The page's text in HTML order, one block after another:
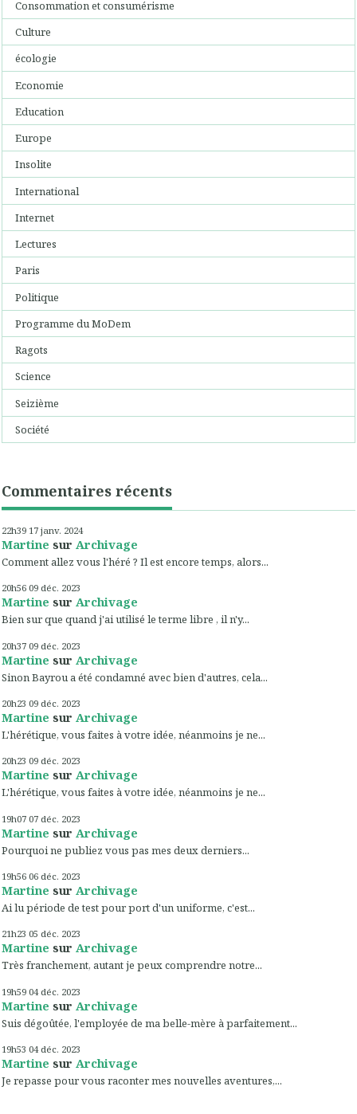
Consommation et consumérisme
Culture
écologie
Economie
Education
Europe
Insolite
International
Internet
Lectures
Paris
Politique
Programme du MoDem
Ragots
Science
Seizième
Société
Commentaires récents
22h39 17 janv. 2024
Martine sur Archivage
Comment allez vous l'héré ? Il est encore temps, alors...
20h56 09 déc. 2023
Martine sur Archivage
Bien sur que quand j'ai utilisé le terme libre , il n'y...
20h37 09 déc. 2023
Martine sur Archivage
Sinon Bayrou a été condamné avec bien d'autres, cela...
20h23 09 déc. 2023
Martine sur Archivage
L'hérétique, vous faites à votre idée, néanmoins je ne...
20h23 09 déc. 2023
Martine sur Archivage
L'hérétique, vous faites à votre idée, néanmoins je ne...
19h07 07 déc. 2023
Martine sur Archivage
Pourquoi ne publiez vous pas mes deux derniers...
19h56 06 déc. 2023
Martine sur Archivage
Ai lu période de test pour port d'un uniforme, c'est...
21h23 05 déc. 2023
Martine sur Archivage
Très franchement, autant je peux comprendre notre...
19h59 04 déc. 2023
Martine sur Archivage
Suis dégoûtée, l'employée de ma belle-mère à parfaitement...
19h53 04 déc. 2023
Martine sur Archivage
Je repasse pour vous raconter mes nouvelles aventures,...